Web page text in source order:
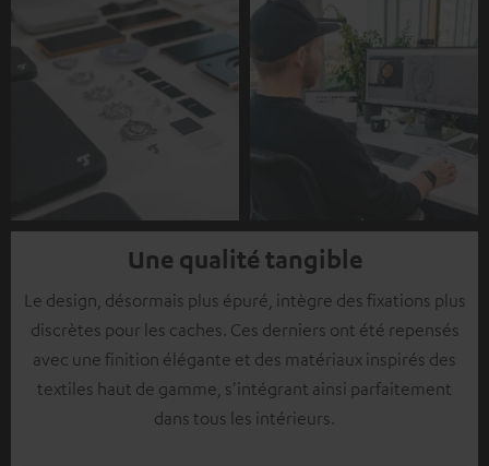
Une qualité tangible
Le design, désormais plus épuré, intègre des fixations plus
discrètes pour les caches. Ces derniers ont été repensés
avec une finition élégante et des matériaux inspirés des
textiles haut de gamme, s'intégrant ainsi parfaitement
dans tous les intérieurs.